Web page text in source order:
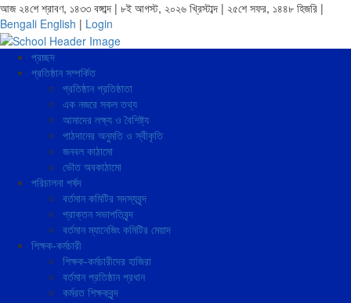
আজ ২৪শে শ্রাবণ, ১৪৩৩ বঙ্গাব্দ | ৮ই আগস্ট, ২০২৬ খ্রিস্টাব্দ | ২৫শে সফর, ১৪৪৮ হিজরি |
Bengali English | Login
প্রচ্ছদ
প্রতিষ্ঠান সম্পর্কিত
প্রতিষ্ঠান প্রতিষ্ঠাতা
এক নজরে সকল তথ্য
আমাদের লক্ষ্য ও বৈশিষ্ট্য
পাঠদানের অনুমতি ও স্বীকৃতি
জনবল কাঠামো
ভৌত অবকাঠামো
পরিচালনা পর্ষদ
বর্তমান কমিটির সদস্যবৃন্দ
প্রাক্তন সভাপতিবৃন্দ
বর্তমান ম্যানেজিং কমিটির মেয়াদ
শিক্ষক-কর্মচারী
শিক্ষক-কর্মচারীদের হাজিরা
বর্তমান প্রতিষ্ঠান প্রধান
কর্মরত শিক্ষকবৃন্দ